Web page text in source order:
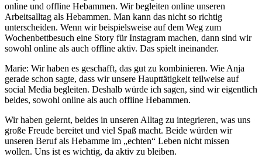
online und offline Hebammen. Wir begleiten online unseren
Arbeitsalltag als Hebammen. Man kann das nicht so richtig
unterscheiden. Wenn wir beispielsweise auf dem Weg zum
Wochenbettbesuch eine Story für Instagram machen, dann sind wir
sowohl online als auch offline aktiv. Das spielt ineinander.
Marie: Wir haben es geschafft, das gut zu kombinieren. Wie Anja
gerade schon sagte, dass wir unsere Haupttätigkeit teilweise auf
social Media begleiten. Deshalb würde ich sagen, sind wir eigentlich
beides, sowohl online als auch offline Hebammen.
Wir haben gelernt, beides in unseren Alltag zu integrieren, was uns
große Freude bereitet und viel Spaß macht. Beide würden wir
unseren Beruf als Hebamme im „echten“ Leben nicht missen
wollen. Uns ist es wichtig, da aktiv zu bleiben.